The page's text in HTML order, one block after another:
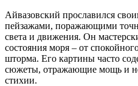
Айвазовский прославился
пейзажами, поражающими
света и движения. Он
состояния моря – от
шторма. Его картины часто
сюжеты, отражающие мощь и
стихии.